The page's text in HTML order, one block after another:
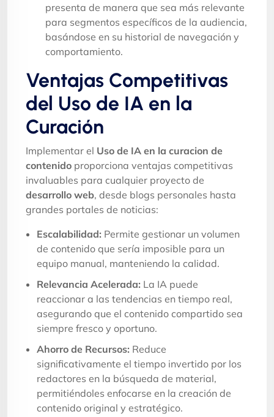
presenta de manera que sea más relevante
para segmentos específicos de la audiencia,
basándose en su historial de navegación y
comportamiento.
Ventajas Competitivas
del Uso de IA en la
Curación
Implementar el Uso de IA en la curacion de
contenido proporciona ventajas competitivas
invaluables para cualquier proyecto de
desarrollo web, desde blogs personales hasta
grandes portales de noticias:
Escalabilidad: Permite gestionar un volumen
de contenido que sería imposible para un
equipo manual, manteniendo la calidad.
Relevancia Acelerada: La IA puede
reaccionar a las tendencias en tiempo real,
asegurando que el contenido compartido sea
siempre fresco y oportuno.
Ahorro de Recursos: Reduce
significativamente el tiempo invertido por los
redactores en la búsqueda de material,
permitiéndoles enfocarse en la creación de
contenido original y estratégico.